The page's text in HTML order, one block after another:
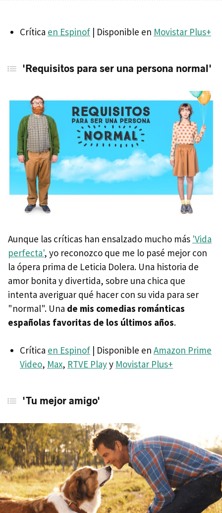
Crítica en Espinof | Disponible en Movistar Plus+
'Requisitos para ser una persona normal'
Aunque las críticas han ensalzado mucho más 'Vida
perfecta', yo reconozco que me lo pasé mejor con
la ópera prima de Leticia Dolera. Una historia de
amor bonita y divertida, sobre una chica que
intenta averiguar qué hacer con su vida para ser
"normal". Una de mis comedias románticas
españolas favoritas de los últimos años.
Crítica en Espinof | Disponible en Amazon Prime
Video, Max, RTVE Playy Movistar Plus+
'Tu mejor amigo'